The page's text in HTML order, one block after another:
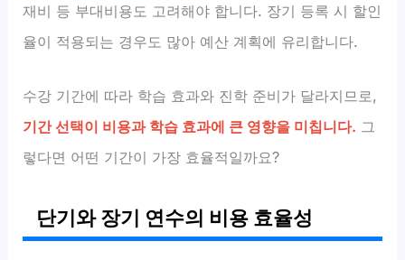
재비 등 부대비용도 고려해야 합니다. 장기 등록 시 할인
율이 적용되는 경우도 많아 예산 계획에 유리합니다.
수강 기간에 따라 학습 효과와 진학 준비가 달라지므로,
기간 선택이 비용과 학습 효과에 큰 영향을 미칩니다. 그
렇다면 어떤 기간이 가장 효율적일까요?
단기와 장기 연수의 비용 효율성